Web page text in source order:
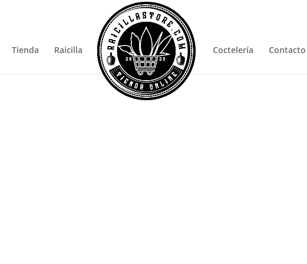
Tienda Raicilla Coctelería Contacto